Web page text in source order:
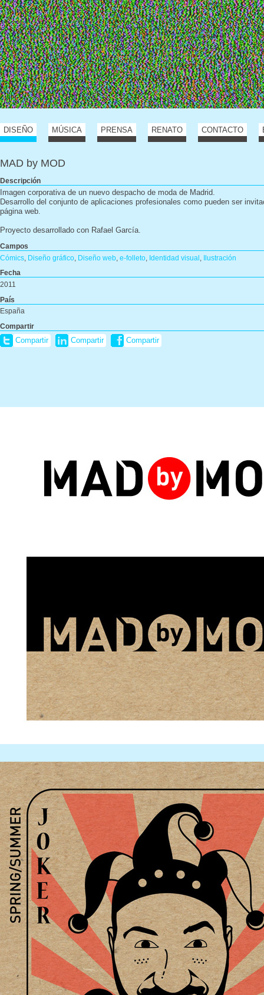
DISEÑO MÚSICA PRENSA RENATO CONTACTO
MAD by MOD
Descripción
Imagen corporativa de un nuevo despacho de moda de Madrid.
Desarrollo del conjunto de aplicaciones profesionales como pueden ser
página web.
Proyecto desarrollado con Rafael García.
Campos
Cómics Diseño gráfico Diseño web e-folleto Identidad visual
Ilustración
Fecha
2011
País
España
Compartir
Compartir Compartir Compartir